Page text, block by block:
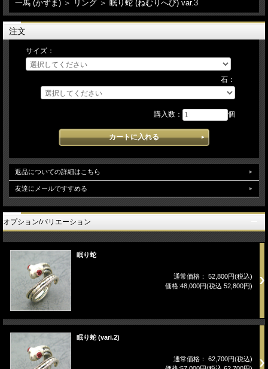
一馬 (かずま) ＞ リング ＞ 眠り蛇 (ねむりへび) var.3
注文
サイズ：
石：
購入数： 個
返品についての詳細はこちら
友達にメールですすめる
オプション/バリエーション
眠り蛇
通常価格： 52,800円(税込)
価格:48,000円(税込 52,800円)
眠り蛇 (vari.2)
通常価格： 62,700円(税込)